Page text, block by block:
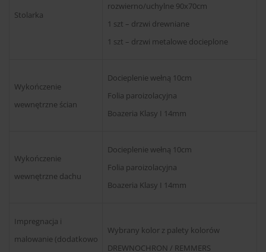
Stolarka
rozwierno/uchylne 90x70cm
1 szt – drzwi drewniane
1 szt – drzwi metalowe docieplone
Wykończenie
wewnętrzne ścian
Docieplenie wełną 10cm
Folia paroizolacyjna
Boazeria Klasy I 14mm
Wykończenie
wewnętrzne dachu
Docieplenie wełną 10cm
Folia paroizolacyjna
Boazeria Klasy I 14mm
Impregnacja i
malowanie (dodatkowo
Wybrany kolor z palety kolorów
DREWNOCHRON / REMMERS